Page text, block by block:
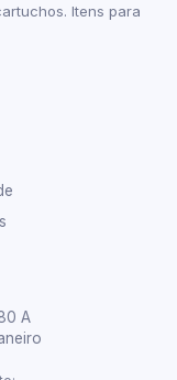
Itens para
A